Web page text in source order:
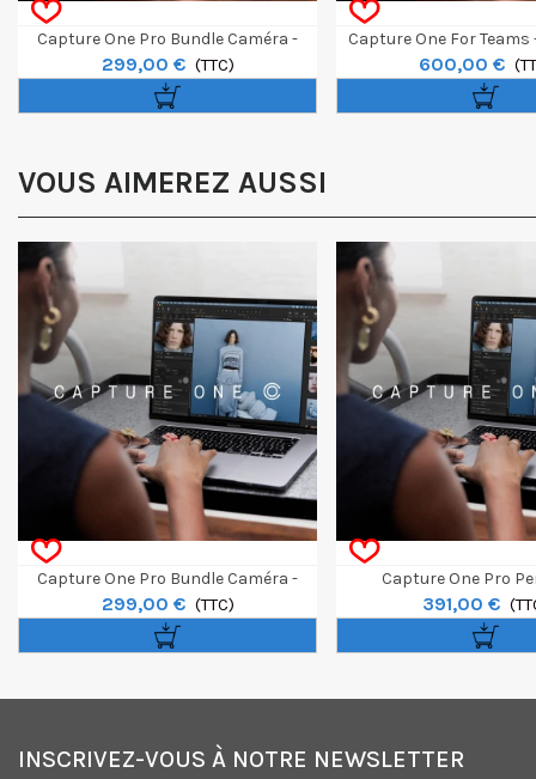
Capture One Pro Bundle Caméra -
Perpétuel
299,00 € (TTC)
Capture One For Teams
Minimum
600,00 €
VOUS AIMEREZ AUSSI
Capture One Pro Bundle Caméra -
Perpétuel
299,00 € (TTC)
Capture One Pro
391,00 €
INSCRIVEZ-VOUS À NOTRE NEWSLETTER